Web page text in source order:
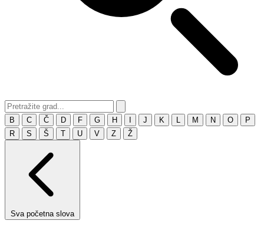
B C Č D F G H J K M N O
P
R
S Š T U V Z Ž
Sva početna slova